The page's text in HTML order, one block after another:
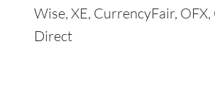
Wise, XE, CurrencyFair,
Direct